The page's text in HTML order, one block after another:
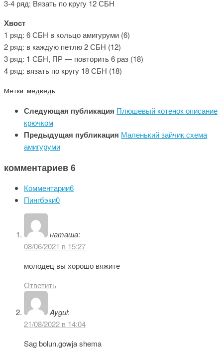
3-4 ряд: Вязать по кругу 12 СБН
Хвост
1 ряд: 6 СБН в кольцо амигуруми (6)
2 ряд: в каждую петлю 2 СБН (12)
3 ряд: 1 СБН, ПР — повторить 6 раз (18)
4 ряд: вязать по кругу 18 СБН (18)
Метки: медведь
Следующая публикация Плюшевый котенок описание
крючком
Предыдущая публикация Маленький зайчик схема
амигуруми
комментариев 6
Комментарии6
Пингбэки0
наташа:
08/06/2021 в 15:27
молодец вы хорошо вяжите
Ответить
Aygul:
21/08/2022 в 14:04
Sag bolun.gowja shema